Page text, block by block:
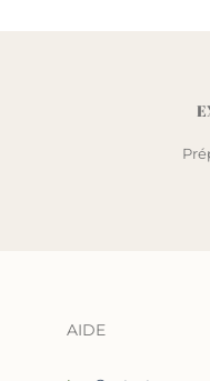
AIDE